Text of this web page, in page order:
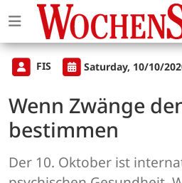
FIS Saturday, 10/10/
Wenn Zwänge
bestimmen
Der 10. Oktober ist